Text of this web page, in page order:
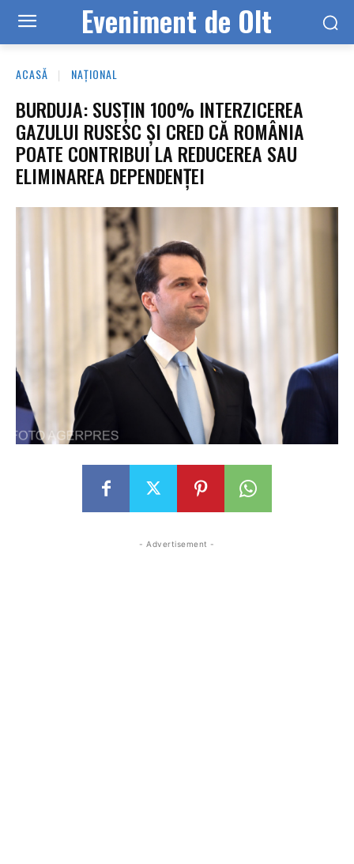
Eveniment de Olt
ACASĂ NAȚIONAL
BURDUJA: SUSȚIN 100% INTERZICEREA
GAZULUI RUSESC ȘI CRED CĂ ROMÂNIA
POATE CONTRIBUI LA REDUCEREA SAU
ELIMINAREA DEPENDENȚEI
- Advertisement -